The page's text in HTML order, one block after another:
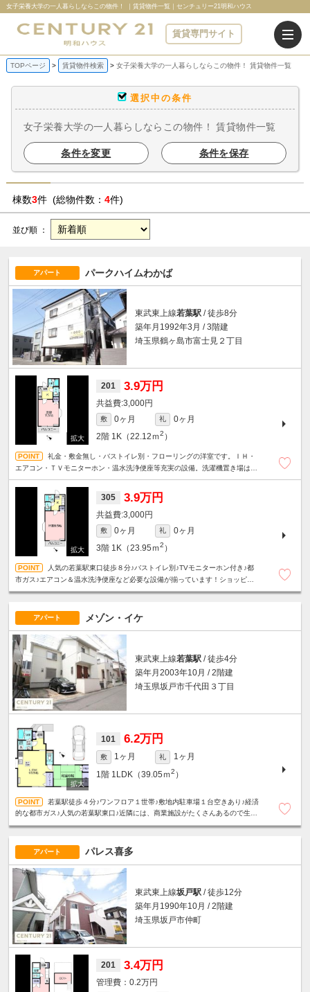
女子栄養大学の一人暮らしならこの物件！ ｜賃貸物件一覧｜センチュリー21明和ハウス
賃貸専門サイト
TOPページ 賃貸物件検索 女子栄養大学の一人暮らしならこの物件！ 賃貸物件一覧
選択中の条件
女子栄養大学の一人暮らしならこの物件！ 賃貸物件一覧
条件を変更 条件を保存
棟数3件 (総物件数： 4件)
並び順 ：
アパート パークハイムわかば
東武東上線若葉駅 / 徒歩8分
築年月1992年3月 / 3階建
埼玉県鶴ヶ島市富士見２丁目
201 3.9万円
3,000円
敷 0ヶ月 礼
0ヶ月
2階 1K（22.12ｍ2 ）
礼金・敷金無し・バストイレ別・フローリングの洋室です。ＩＨ・
エアコン・ＴＶモニターホン・温水洗浄便座等充実の設備。洗濯機置き場は室
305 3.9万円
3,000円
敷 0ヶ月 礼
0ヶ月
3階 1K（23.95ｍ2 ）
人気の若葉駅東口徒歩８分♪バストイレ別♪TVモニターホン付き♪都
市ガス♪エアコン＆温水洗浄便座など必要な設備が揃っています！ショッピン
アパート メゾン・イケ
東武東上線若葉駅 / 徒歩4分
築年月2003年10月 / 2階建
埼玉県坂戸市千代田３丁目
101 6.2万円
敷 1ヶ月 礼
1ヶ月
1階 1LDK（39.05ｍ2 ）
若葉駅徒歩４分♪ワンフロア１世帯♪敷地内駐車場１台空きあり♪経済
的な都市ガス♪人気の若葉駅東口♪近隣には、商業施設がたくさんあるので生活
アパート パレス喜多
東武東上線坂戸駅 / 徒歩12分
築年月1990年10月 / 2階建
埼玉県坂戸市仲町
201 3.4万円
0.2万円